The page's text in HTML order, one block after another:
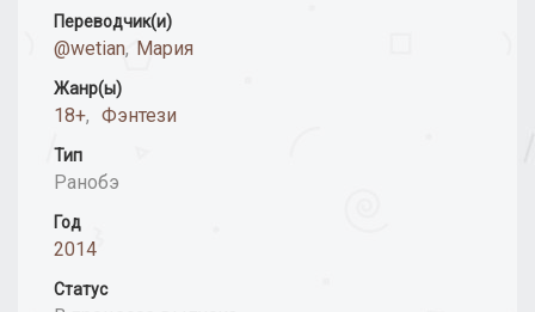
Переводчик(и)
@wetian, Мария
Жанр(ы)
18+, Фэнтези
Тип
Ранобэ
Год
2014
Статус